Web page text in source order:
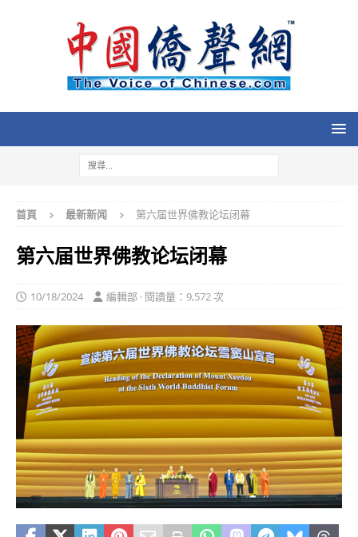
首頁 最新新闻 第六届世界佛教论坛闭幕
第六届世界佛教论坛闭幕
10/18/2024 編輯部 · 閱讀量：9,572 次